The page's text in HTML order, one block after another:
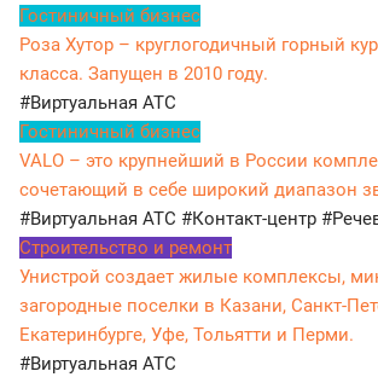
Гостиничный бизнес
Роза Хутор – круглогодичный горный
класса. Запущен в 2010 году.
#Виртуальная АТС
Гостиничный бизнес
VALO – это крупнейший в России
сочетающий в себе широкий диапазон
#Виртуальная АТС #Контакт-центр
Строительство и ремонт
Унистрой создает жилые комплексы,
загородные поселки в Казани, Санкт-
Екатеринбурге, Уфе, Тольятти и Перми.
#Виртуальная АТС